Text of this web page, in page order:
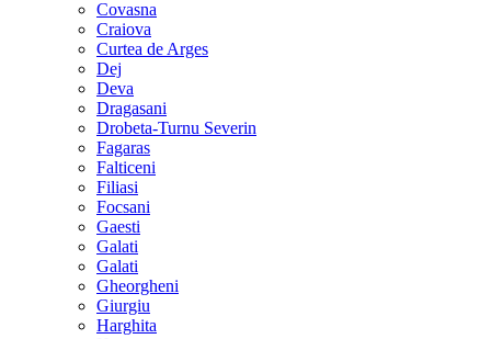
Covasna
Craiova
Curtea de Arges
Dej
Deva
Dragasani
Drobeta-Turnu Severin
Fagaras
Falticeni
Filiasi
Focsani
Gaesti
Galati
Galati
Gheorgheni
Giurgiu
Harghita